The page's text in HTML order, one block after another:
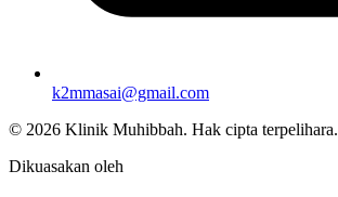
k2mmasai@gmail.com
© 2026 Klinik Muhibbah. Hak cipta terpelihara.
Dikuasakan oleh